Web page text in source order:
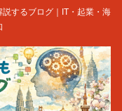
するブログ｜IT・起業・海